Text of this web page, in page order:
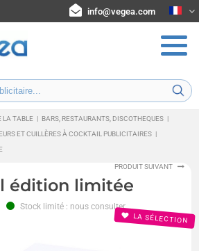
info@vegea.com
LA TABLE | BARS, RESTAURANTS, DISCOTHEQUES |
ET CUILLÈRES À COCKTAIL PUBLICITAIRES |
PRODUIT SUIVANT
édition limitée
Stock limité : nous consulter
LA SÉLECTION